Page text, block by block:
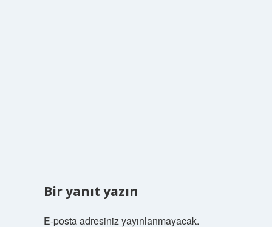
Bir yanıt yazın
E-posta adresiniz yayınlanmayacak.